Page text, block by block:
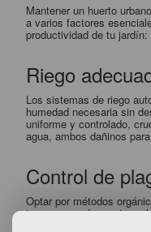
Mantener un huerto
a varios factores
productividad de tu jardín:
Riego
Los sistemas de riego
humedad necesaria sin
uniforme y controlado,
agua, ambos dañinos
Control de
Optar por métodos
trampas puede mantener